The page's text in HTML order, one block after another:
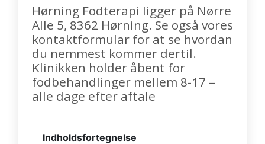
Hørning Fodterapi ligger på Nørre
Alle 5, 8362 Hørning. Se også vores
kontaktformular for at se hvordan
du nemmest kommer dertil.
Klinikken holder åbent for
fodbehandlinger mellem 8-17 –
alle dage efter aftale
Indholdsfortegnelse